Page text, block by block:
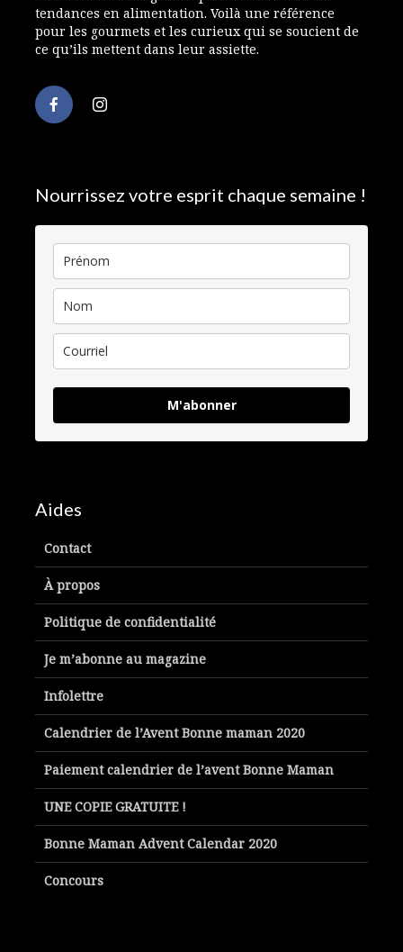
tendances en alimentation. Voilà une référence
pour les gourmets et les curieux qui se soucient de
ce qu’ils mettent dans leur assiette.
Nourrissez votre esprit chaque semaine !
M'abonner
Aides
Contact
À propos
Politique de confidentialité
Je m’abonne au magazine
Infolettre
Calendrier de l’Avent Bonne maman 2020
Paiement calendrier de l’avent Bonne Maman
UNE COPIE GRATUITE !
Bonne Maman Advent Calendar 2020
Concours